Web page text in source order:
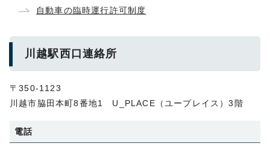
自動車の臨時運行許可制度
川越駅西口連絡所
〒350-1123
川越市脇田本町8番地1 U_PLACE（ユープレイス）3階
電話